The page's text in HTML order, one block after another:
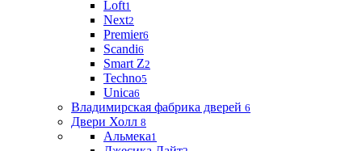
Loft1
Next2
Premier6
Scandi6
Smart Z2
Techno5
Unica6
Владимирская фабрика дверей 6
Двери Холл 8
Альмека1